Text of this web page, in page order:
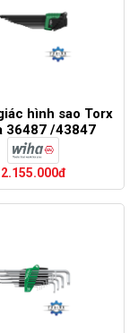
hình sao Torx
36487 /43847
2.155.000đ